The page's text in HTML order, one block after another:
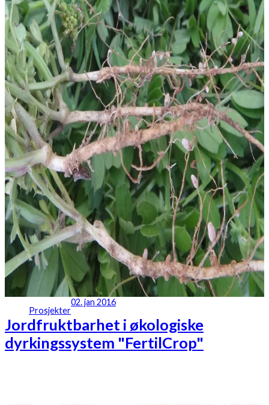
Prosjekter
02. jan 2016
Jordfruktbarhet i økologiske
dyrkingssystem "FertilCrop"